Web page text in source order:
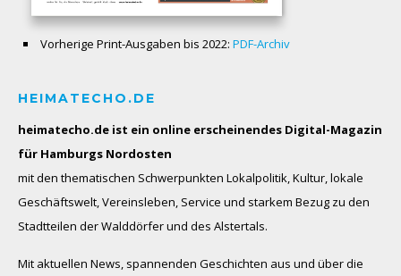
Vorherige Print-Ausgaben bis 2022: PDF-Archiv
HEIMATECHO.DE
heimatecho.de ist ein online erscheinendes Digital-Magazin
für Hamburgs Nordosten
mit den thematischen Schwerpunkten Lokalpolitik, Kultur, lokale
Geschäftswelt, Vereinsleben, Service und starkem Bezug zu den
Stadtteilen der Walddörfer und des Alstertals.
Mit aktuellen News, spannenden Geschichten aus und über die